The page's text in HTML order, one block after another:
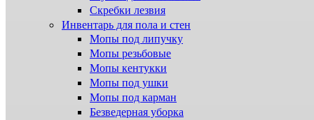
Скребки лезвия
Инвентарь для пола и стен
Мопы под липучку
Мопы резьбовые
Мопы кентукки
Мопы под ушки
Мопы под карман
Безведерная уборка